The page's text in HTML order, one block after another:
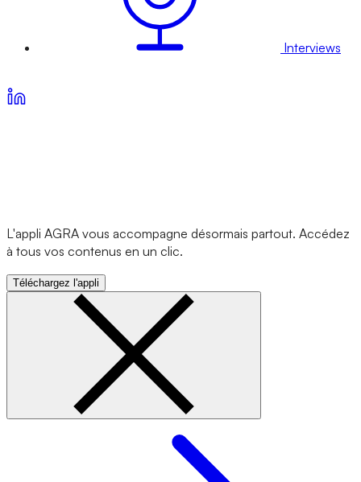
Interviews
L'appli AGRA vous accompagne désormais partout. Accédez
à tous vos contenus en un clic.
Téléchargez l'appli